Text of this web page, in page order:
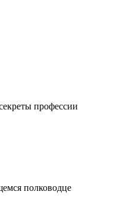
профессии
полководце